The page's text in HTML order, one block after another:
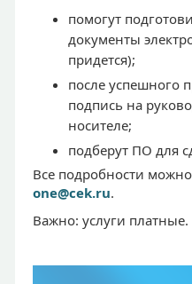
помогут
документы
придется);
после успешного
подпись на
носителе;
подберут ПО для
Все подробности
one@cek.ru.
Важно: услуги платные.